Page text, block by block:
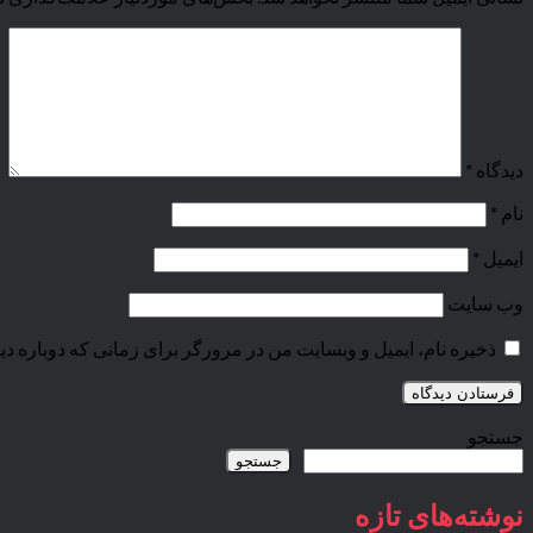
دیدگاه *
نام *
ایمیل *
وب‌ سایت
ذخیره نام، ایمیل و وبسایت من در مرورگر برای زمانی که دوباره
جستجو
جستجو
نوشته‌های تازه